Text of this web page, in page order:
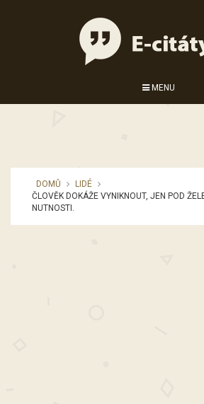
MENU
DOMŮ
LIDÉ
ČLOVĚK DOKÁŽE VYNIKNOUT, JEN POD
NUTNOSTI.